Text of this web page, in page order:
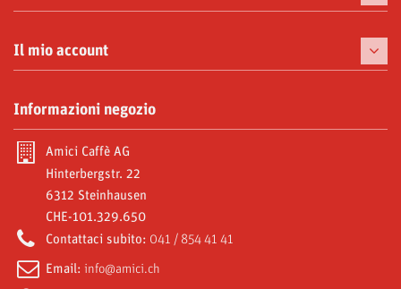
Macchine da caffè
Tazzine
Moke e Accessori
Abbonamenti
Amici World
Il mio account
Le mie note di credito
I miei indirizzi
Le mie informazioni personali
I miei buoni
Informazioni negozio
Amici Caffè AG
Hinterbergstr. 22
6312 Steinhausen
CHE-101.329.650
Contattaci subito: 041 / 854 41 41
Email: info@amici.ch